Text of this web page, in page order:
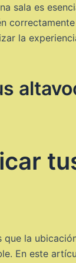
sala es
la
la
En este